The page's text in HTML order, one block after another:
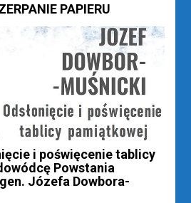
PAPIERU
i poświęcenie tablicy
Powstania
Józefa Dowbora-